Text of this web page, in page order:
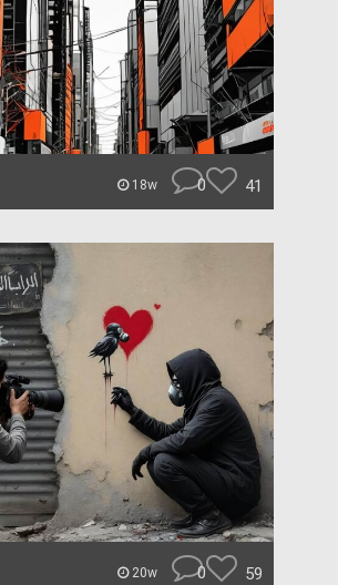
18w 0 41
20w 0 59